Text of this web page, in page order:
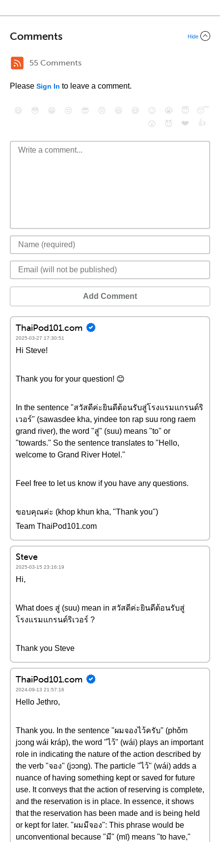
Comments Hide
55 Comments
Please Sign In to leave a comment.
😄 😳 😁 😒 😎 😠 😆 😅 😉 😭 😇
😴
😮
😈 ❤️ 👍
Add Comment
ThaiPod101.com
2025-03-27 17:30:51
Hi Steve!
Thank you for your question! 😊
In the sentence "สวัสดีค่ะยินดีต้อนรับสู่โรงแรมแกรนด์ริ
เวอร์" (sawasdee kha, yindee ton rap suu rong raem
grand river), the word "สู่" (suu) means "to" or
"towards." So the sentence translates to "Hello,
welcome to Grand River Hotel."
Feel free to let us know if you have any questions.
ขอบคุณค่ะ (khop khun kha, "Thank you")
Team ThaiPod101.com
Steve
2025-03-15 23:16:19
Hi,
What does สู่ (suu) mean in สวัสดีค่ะยินดีต้อนรับสู่
โรงแรมแกรนด์ริเวอร์ ?
Thank you Steve
ThaiPod101.com
2024-09-13 21:57:16
Hello Jethro,
Thank you. In the sentence "ผมจองไว้ครับ" (phǒm
jɔɔng wái kráp), the word "ไว้" (wái) plays an important
role in indicating the nature of the action described by
the verb "จอง" (jɔɔng). The particle "ไว้" (wái) adds a
nuance of having something kept or saved for future
use. It conveys that the action of reserving is complete,
and the reservation is in place. In essence, it shows
that the reservation has been made and is being held
or kept for later. "ผมมีจอง": This phrase would be
unconventional because "มี" (mī) means "to have,"